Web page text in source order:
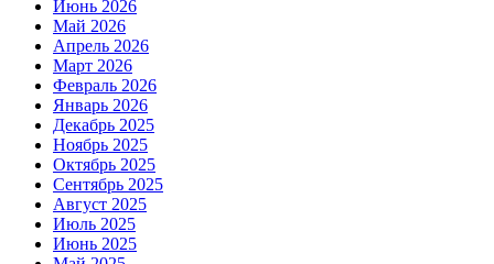
Июнь 2026
Май 2026
Апрель 2026
Март 2026
Февраль 2026
Январь 2026
Декабрь 2025
Ноябрь 2025
Октябрь 2025
Сентябрь 2025
Август 2025
Июль 2025
Июнь 2025